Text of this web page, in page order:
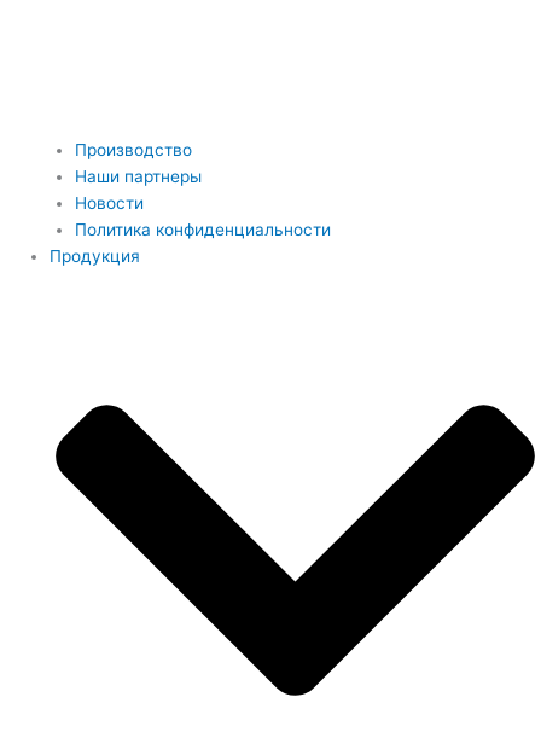
Производство
Наши партнеры
Новости
Политика конфиденциальности
Продукция